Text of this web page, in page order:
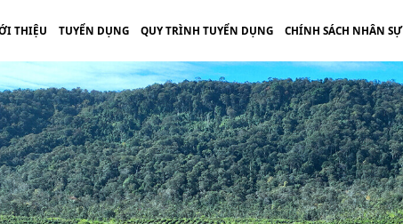
THIỆU TUYỂN DỤNG QUY TRÌNH TUYỂN DỤNG CHÍNH SÁCH NHÂN SỰ